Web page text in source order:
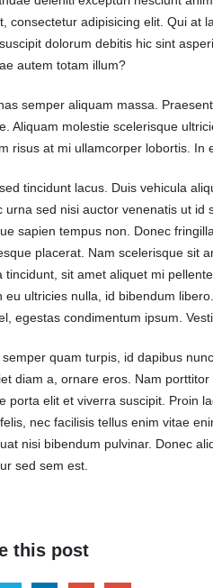
consectetur adipisicing elit. Qui at
dolorum debitis hic sint
autem totam illum?
semper aliquam massa.
Aliquam molestie scelerisque
risus at mi ullamcorper lobortis. In
tincidunt lacus. Duis vehicula
urna sed nisi auctor venenatis ut id
sapien tempus non. Donec
placerat. Nam scelerisque sit
tincidunt, sit amet aliquet mi
eu ultricies nulla, id bibendum
egestas condimentum ipsum.
quam turpis, id dapibus
diam a, ornare eros. Nam
porta elit et viverra suscipit. Proin
nec facilisis tellus enim vitae
nisi bibendum pulvinar. Donec
sed sem est.
this post
a standard image gallery
post
a standard embedded video